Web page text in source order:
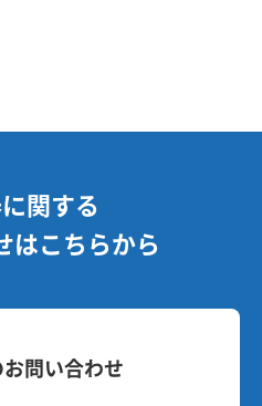
関する
はこちらから
問い合わせ